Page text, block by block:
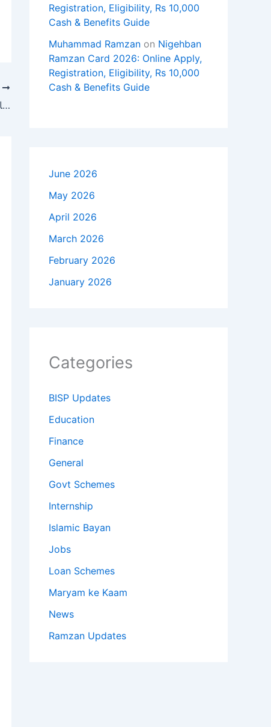
ایران کے سابق ولی عہد رضا پہلوی پر جرمنی میں سرخ مائع پھینک دیا گیا
Registration, Eligibility, Rs 10,000
Cash & Benefits Guide
Muhammad Ramzan on Nigehban
Ramzan Card 2026: Online Apply,
Registration, Eligibility, Rs 10,000
Cash & Benefits Guide
June 2026
May 2026
April 2026
March 2026
February 2026
January 2026
Categories
BISP Updates
Education
Finance
General
Govt Schemes
Internship
Islamic Bayan
Jobs
Loan Schemes
Maryam ke Kaam
News
Ramzan Updates